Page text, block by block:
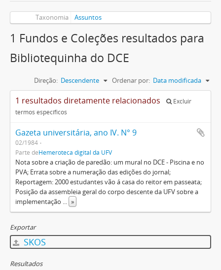
Taxonomia Assuntos
1 Fundos e Coleções resultados para
Bibliotequinha do DCE
Ordenar por: Data modificada
Direção: Descendente
1 resultados diretamente relacionados
Excluir
termos específicos
Gazeta universitária, ano IV. N° 9
02/1984
Parte deHemeroteca digital da UFV
Nota sobre a criação de paredão: um mural no DCE - Piscina e no
PVA; Errata sobre a numeração das edições do jornal;
Reportagem: 2000 estudantes vão á casa do reitor em passeata;
Posição da assembleia geral do corpo descente da UFV sobre a
implementação ... »
Exportar
SKOS
Resultados